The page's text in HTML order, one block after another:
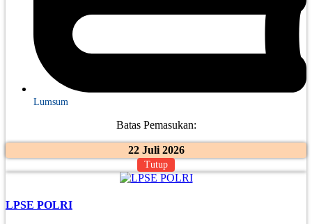
Lumsum
Batas Pemasukan:
22 Juli 2026
Tutup
LPSE POLRI